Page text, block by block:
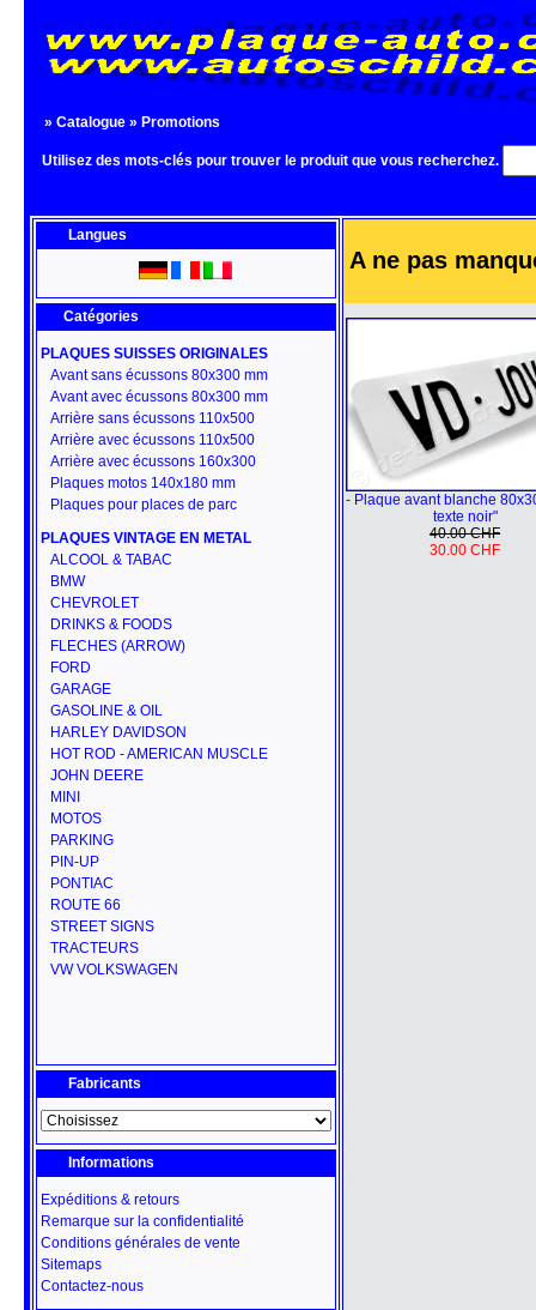
» Catalogue » Promotions
Utilisez des mots-clés pour trouver le produit que vous recherchez.
Langues
Catégories
PLAQUES SUISSES ORIGINALES
Avant sans écussons 80x300 mm
Avant avec écussons 80x300 mm
Arrière sans écussons 110x500
Arrière avec écussons 110x500
Arrière avec écussons 160x300
Plaques motos 140x180 mm
Plaques pour places de parc
PLAQUES VINTAGE EN METAL
ALCOOL & TABAC
BMW
CHEVROLET
DRINKS & FOODS
FLECHES (ARROW)
FORD
GARAGE
GASOLINE & OIL
HARLEY DAVIDSON
HOT ROD - AMERICAN MUSCLE
JOHN DEERE
MINI
MOTOS
PARKING
PIN-UP
PONTIAC
ROUTE 66
STREET SIGNS
TRACTEURS
VW VOLKSWAGEN
Fabricants
Informations
Expéditions & retours
Remarque sur la confidentialité
Conditions générales de vente
Sitemaps
Contactez-nous
A ne pas
- Plaque avant blanche
texte noir"
40.00 CHF
30.00 CHF